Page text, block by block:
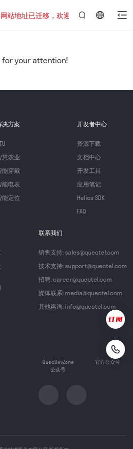
网站地址已迁移，欢迎访问新址：https://
for your attention!
决方案
慧农业
能穿戴
能电表
能定位
开发者中心
资源下载
文档中心
开发工具
应用笔记
Helios SDK
FAQ
联系我们
销售支持: sales@quectel.com
技术支持: support@quectel.com
招聘: career@quectel.com
媒体联系: media@quectel.com
其他咨询: info@quectel.com
QuecDevZone
公众号
官方公众号